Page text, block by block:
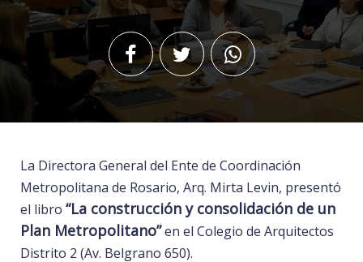
La Directora General del Ente de Coordinación
Metropolitana de Rosario, Arq. Mirta Levin, presentó
el libro “La construcción y consolidación de un
Plan Metropolitano”en el Colegio de Arquitectos
Distrito 2 (Av. Belgrano 650).